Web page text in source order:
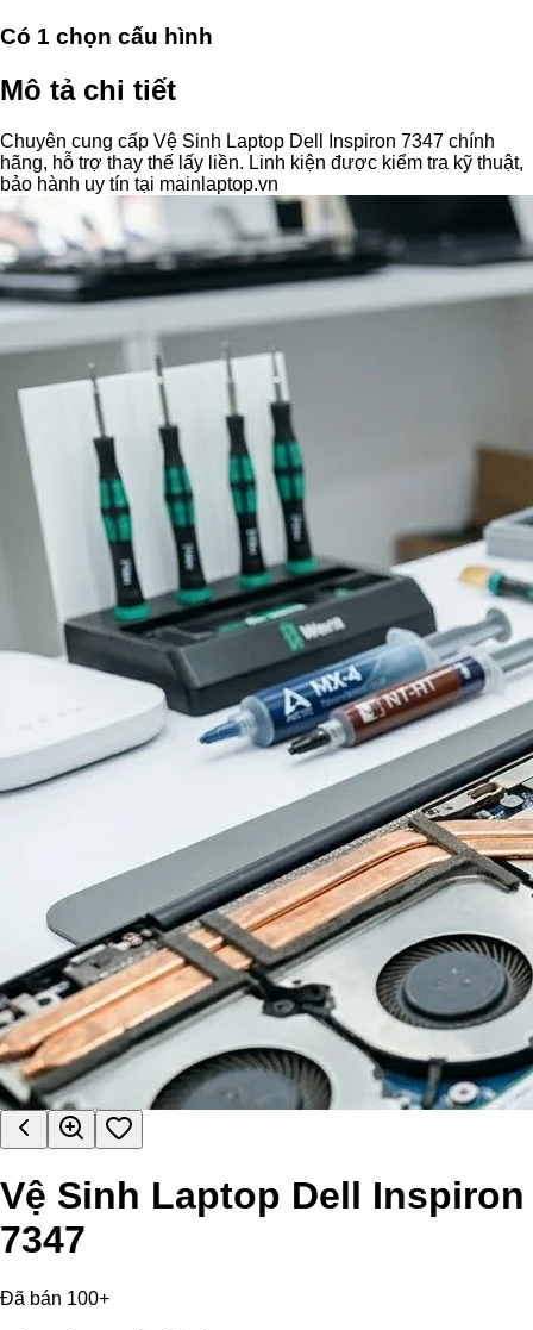
Có 1 chọn cấu hình
Mô tả chi tiết
Chuyên cung cấp Vệ Sinh Laptop Dell Inspiron 7347 chính
hãng, hỗ trợ thay thế lấy liền. Linh kiện được kiểm tra kỹ thuật,
bảo hành uy tín tại mainlaptop.vn
Vệ Sinh Laptop Dell Inspiron
7347
Đã bán 100+